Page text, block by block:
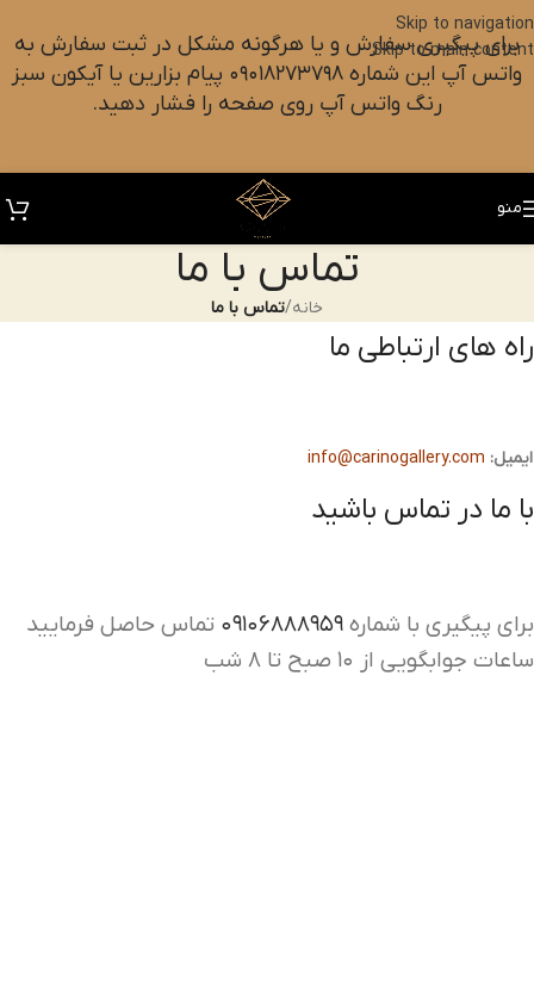
Skip to navigation
Skip to main content
برای پیگیری سفارش و یا هرگونه مشکل در ثبت سفارش به
واتس آپ این شماره ۰۹۰۱۸۲۷۳۷۹۸ پیام بزارین یا آیکون سبز
رنگ واتس آپ روی صفحه را فشار دهید.
منو
تماس با ما
خانه/تماس با ما
راه های ارتباطی ما
ایمیل: info@carinogallery.com
با ما در تماس باشید
برای پیگیری با شماره ۰۹۱۰۶۸۸۸۹۵۹ تماس حاصل فرمایید
ساعات جوابگویی از ۱۰ صبح تا ۸ شب